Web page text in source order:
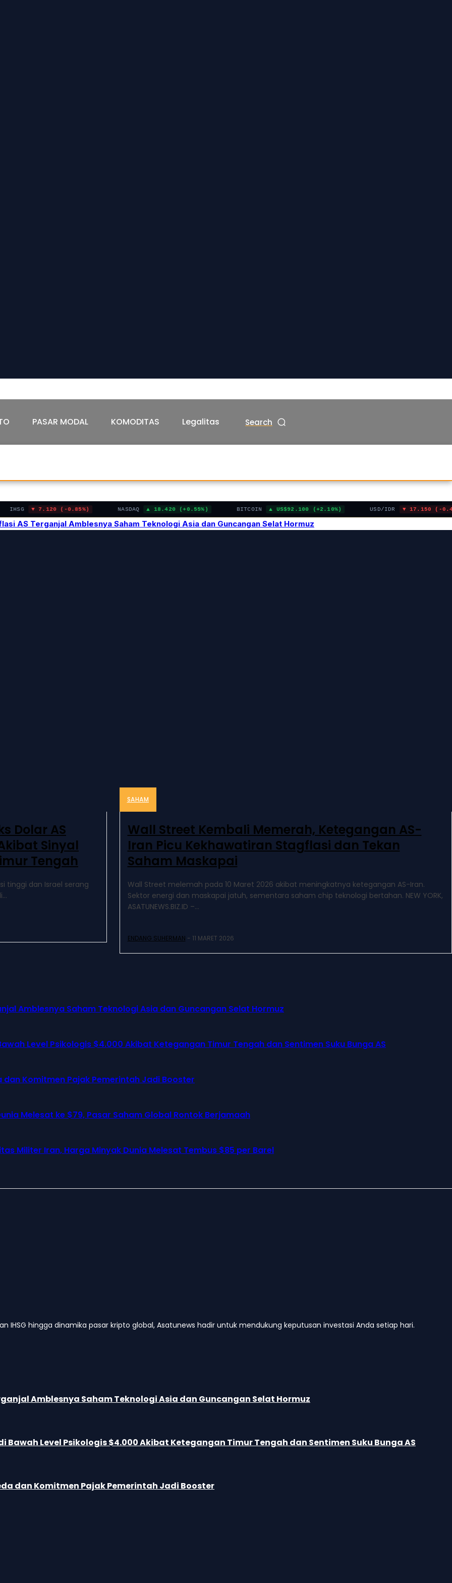
PASAR MODAL KOMODITAS Legalitas Search
7.120 (-0.85%) NASDAQ 18.420 (+0.55%) BITCOIN US$92.100 (+2.10%) USD/IDR 17.150 (-0.45%)
AS Terganjal Amblesnya Saham Teknologi Asia dan Guncangan Selat Hormuz
Dolar AS
Sinyal
Tengah
tinggi dan Israel serang
SAHAM
Wall Street Kembali Memerah, Ketegangan AS-
Iran Picu Kekhawatiran Stagflasi dan Tekan
Saham Maskapai
Wall Street melemah pada 10 Maret 2026 akibat meningkatnya ketegangan AS-Iran.
Sektor energi dan maskapai jatuh, sementara saham chip teknologi bertahan. NEW YORK,
ASATUNEWS.BIZ.ID –...
ENDANG SUHERMAN - 11 MARET 2026
Amblesnya Saham Teknologi Asia dan Guncangan Selat Hormuz
Level Psikologis $4.000 Akibat Ketegangan Timur Tengah dan Sentimen Suku Bunga AS
dan Komitmen Pajak Pemerintah Jadi Booster
Melesat ke $79, Pasar Saham Global Rontok Berjamaah
Militer Iran, Harga Minyak Dunia Melesat Tembus $85 per Barel
IHSG hingga dinamika pasar kripto global, Asatunews hadir untuk mendukung keputusan investasi Anda setiap hari.
Amblesnya Saham Teknologi Asia dan Guncangan Selat Hormuz
Level Psikologis $4.000 Akibat Ketegangan Timur Tengah dan Sentimen Suku Bunga AS
dan Komitmen Pajak Pemerintah Jadi Booster